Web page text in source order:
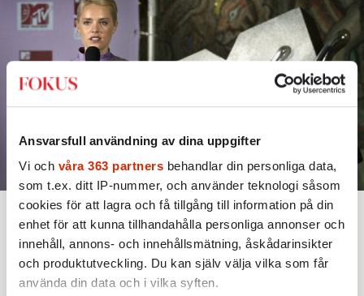
Ansvarsfull användning av dina uppgifter
Vi och våra 363 partners behandlar din personliga data,
som t.ex. ditt IP-nummer, och använder teknologi såsom
cookies för att lagra och få tillgång till information på din
enhet för att kunna tillhandahålla personliga annonser och
innehåll, annons- och innehållsmätning, åskådarinsikter
och produktutveckling. Du kan själv välja vilka som får
använda din data och i vilka syften.
Bjud någon på artikeln
Text:Mats Qviberg
Publicerad 2026-06-04
Bild: Claudio Bresciani/TT